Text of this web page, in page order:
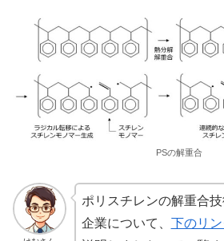
PSの解重合
ポリスチレンの解重合
企業について、 下のリ